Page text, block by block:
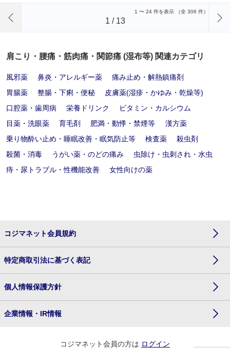
1 〜 24 件を表示 （全 306 件）
1 / 13
肩こり・腰痛・筋肉痛・関節痛 (湿布等) 関連カテゴリ
風邪薬 鼻炎・アレルギー薬
痛み止め・解熱鎮痛剤
胃腸薬
整腸・下痢・便秘
皮膚薬(湿疹・かゆみ・乾燥等)
口腔薬・歯周病
栄養ドリンク
ビタミン・カルシウム
目薬・洗眼薬
育毛剤 肥満・動悸・禁煙等
漢方薬
乗り物酔い止め・睡眠改善・眠気防止等
検査薬
殺虫剤
殺菌・消毒
うがい薬・のどの痛み
虫除け・虫刺され・水虫
痔・尿トラブル・性機能改善
女性向けの薬
コジマネット会員規約
特定商取引法に基づく表記
個人情報保護方針
企業情報・IR情報
コジマネット会員の方は ログイン